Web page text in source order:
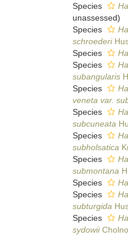
Species
unassessed)
Species
schroederi
Species
Species
subangularis
Species
veneta var.
Species
subcuneata
Species
subholsatica
Species
submontana
Species
Species
subturgida
Species
sydowii